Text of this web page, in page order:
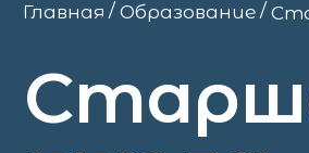
Старшая
школа